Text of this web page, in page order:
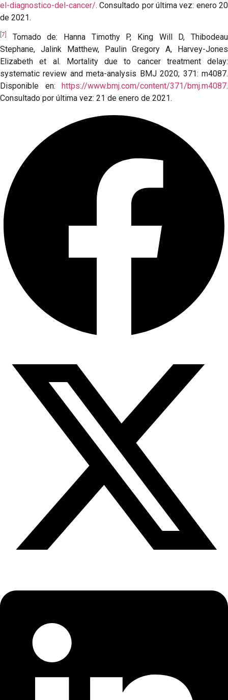
el-diagnostico-del-cancer/. Consultado por última vez: enero 20
de 2021.
[7]
Tomado de: Hanna Timothy P, King Will D, Thibodeau
Stephane, Jalink Matthew, Paulin Gregory A, Harvey-Jones
Elizabeth et al. Mortality due to cancer treatment delay:
systematic review and meta-analysis BMJ 2020; 371: m4087.
Disponible en: https://www.bmj.com/content/371/bmj.m4087.
Consultado por última vez: 21 de enero de 2021.